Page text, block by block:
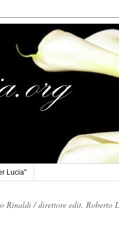
Lucia"
Rinaldi /direttore edit. Roberto